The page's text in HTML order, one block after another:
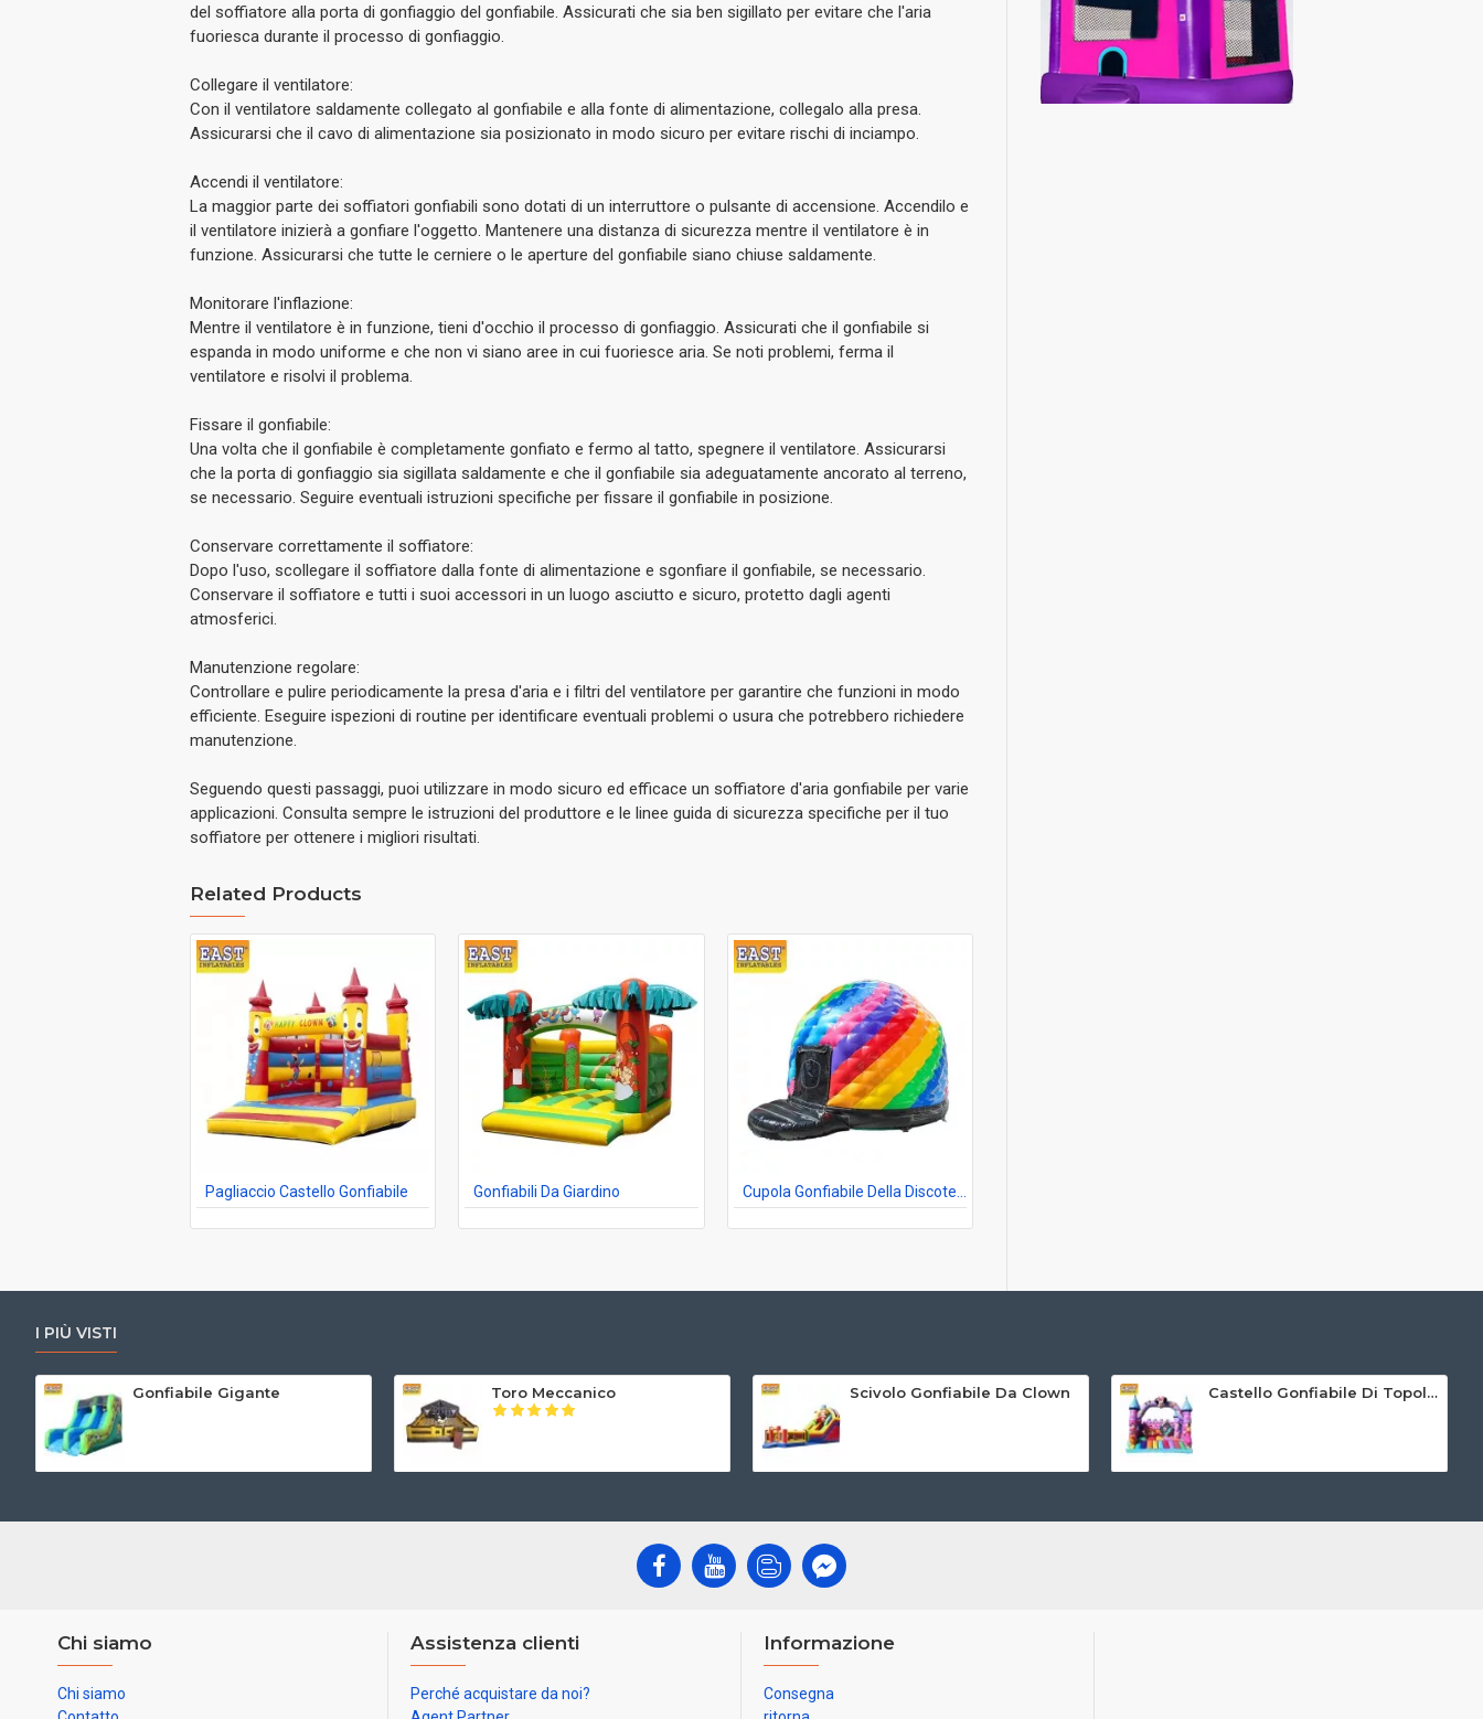
del soffiatore alla porta di gonfiaggio del gonfiabile. Assicurati che sia ben sigillato per evitare che l'aria
fuoriesca durante il processo di gonfiaggio.
Collegare il ventilatore:
Con il ventilatore saldamente collegato al gonfiabile e alla fonte di alimentazione, collegalo alla presa.
Assicurarsi che il cavo di alimentazione sia posizionato in modo sicuro per evitare rischi di inciampo.
Accendi il ventilatore:
La maggior parte dei soffiatori gonfiabili sono dotati di un interruttore o pulsante di accensione. Accendilo e
il ventilatore inizierà a gonfiare l'oggetto. Mantenere una distanza di sicurezza mentre il ventilatore è in
funzione. Assicurarsi che tutte le cerniere o le aperture del gonfiabile siano chiuse saldamente.
Monitorare l'inflazione:
Mentre il ventilatore è in funzione, tieni d'occhio il processo di gonfiaggio. Assicurati che il gonfiabile si
espanda in modo uniforme e che non vi siano aree in cui fuoriesce aria. Se noti problemi, ferma il
ventilatore e risolvi il problema.
Fissare il gonfiabile:
Una volta che il gonfiabile è completamente gonfiato e fermo al tatto, spegnere il ventilatore. Assicurarsi
che la porta di gonfiaggio sia sigillata saldamente e che il gonfiabile sia adeguatamente ancorato al terreno,
se necessario. Seguire eventuali istruzioni specifiche per fissare il gonfiabile in posizione.
Conservare correttamente il soffiatore:
Dopo l'uso, scollegare il soffiatore dalla fonte di alimentazione e sgonfiare il gonfiabile, se necessario.
Conservare il soffiatore e tutti i suoi accessori in un luogo asciutto e sicuro, protetto dagli agenti
atmosferici.
Manutenzione regolare:
Controllare e pulire periodicamente la presa d'aria e i filtri del ventilatore per garantire che funzioni in modo
efficiente. Eseguire ispezioni di routine per identificare eventuali problemi o usura che potrebbero richiedere
manutenzione.
Seguendo questi passaggi, puoi utilizzare in modo sicuro ed efficace un soffiatore d'aria gonfiabile per varie
applicazioni. Consulta sempre le istruzioni del produttore e le linee guida di sicurezza specifiche per il tuo
soffiatore per ottenere i migliori risultati.
Related Products
Pagliaccio Castello Gonfiabile Gonfiabili Da Giardino Cupola Gonfiabile Della Discoteca
I PIÙ VISTI
Gonfiabile Gigante Toro Meccanico Scivolo Gonfiabile Da Clown Castello Gonfiabile Di Topolino
Chi siamo
Chi siamo
Assistenza clienti
Perché acquistare da noi?
Informazione
Consegna